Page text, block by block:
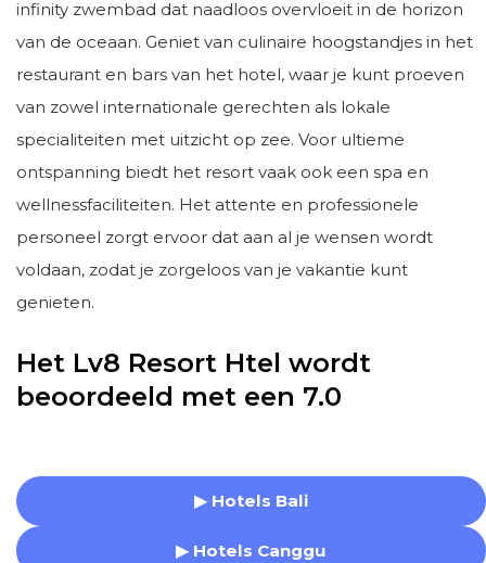
infinity zwembad dat naadloos overvloeit in de horizon
van de oceaan. Geniet van culinaire hoogstandjes in het
restaurant en bars van het hotel, waar je kunt proeven
van zowel internationale gerechten als lokale
specialiteiten met uitzicht op zee. Voor ultieme
ontspanning biedt het resort vaak ook een spa en
wellnessfaciliteiten. Het attente en professionele
personeel zorgt ervoor dat aan al je wensen wordt
voldaan, zodat je zorgeloos van je vakantie kunt
genieten.
Het Lv8 Resort Htel wordt
beoordeeld met een 7.0
▶ Hotels Bali
▶ Hotels Canggu